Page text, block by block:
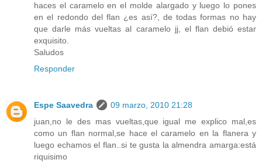
haces el caramelo en el molde alargado y luego lo pones
en el redondo del flan ¿es así?, de todas formas no hay
que darle más vueltas al caramelo jj, el flan debió estar
exquisito.
Saludos
Responder
Espe Saavedra
09 marzo, 2010 21:28
juan,no le des mas vueltas,que igual me explico mal,es
como un flan normal,se hace el caramelo en la flanera y
luego echamos el flan..si te gusta la almendra amarga:está
riquisimo